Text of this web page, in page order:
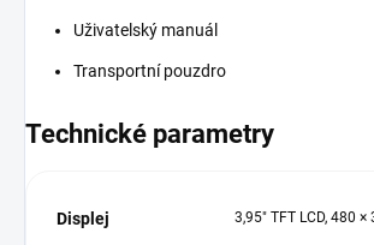
Uživatelský manuál
Transportní pouzdro
Technické parametry
Displej 3,95" TFT LCD, 480 ×